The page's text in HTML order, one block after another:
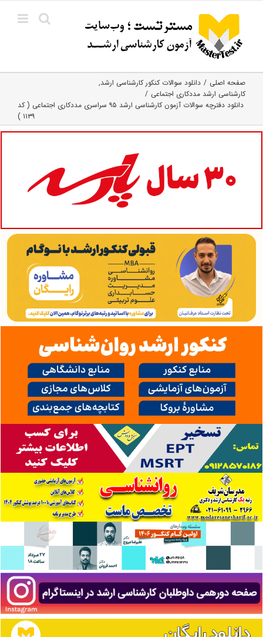
content
صفحه اصلی
دانلود سوالات کنکور کارشناسی ارشد
کارشناسی ارشد مددکاری اجتماعی
دانلود دفترچه سوالات آزمون کارشناسی ارشد ۹۵ سراسری مددکاری اجتماعی ( کد
۱۱۳۹ )